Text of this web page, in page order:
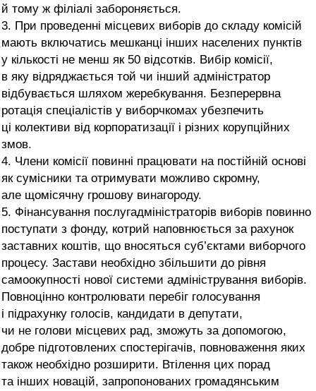
й тому ж філіалі забороняється.
3. При проведенні місцевих виборів до складу комісій
мають включатись мешканці інших населених пунктів
у кількості не менш як 50 відсотків. Вибір комісії,
в яку відряджається той чи інший адміністратор
відбувається шляхом жеребкування. Безперервна
ротація спеціалістів у виборчкомах убезпечить
ці колективи від корпоратизації і різних корупційних
змов.
4. Члени комісії повинні працювати на постійній основі
як сумісники та отримувати можливо скромну,
але щомісячну грошову винагороду.
5. Фінансування послугадміністраторів виборів повинно
поступати з фонду, котрий наповнюється за рахунок
заставних коштів, що вносяться суб’єктами виборчого
процесу. Застави необхідно збільшити до рівня
самоокупності нової системи адміністрування виборів.
Повноцінно контролювати перебіг голосування
і підрахунку голосів, кандидати в депутати,
чи не голови місцевих рад, зможуть за допомогою,
добре підготовлених спостерігачів, повноваження яких
також необхідно розширити. Втілення цих порад
та інших новацій, запропонованих громадянським